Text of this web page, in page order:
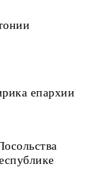
епархии